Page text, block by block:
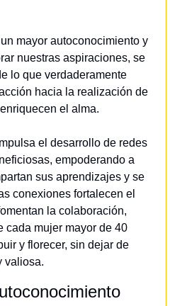
mayor autoconocimiento y
nuestras aspiraciones, se
lo que verdaderamente
hacia la realización de
el alma.
el desarrollo de redes
empoderando a
sus aprendizajes y se
conexiones fortalecen el
la colaboración,
cada mujer mayor de 40
y florecer, sin dejar de
valiosa.